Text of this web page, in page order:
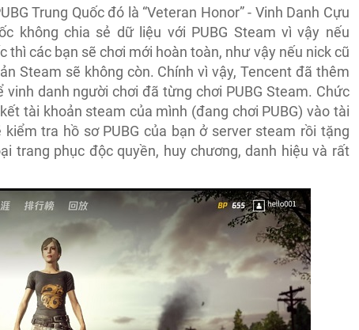
Trung Quốc đó là “Veteran Honor” - Vinh Danh Cựu
không chia sẻ dữ liệu với PUBG Steam vì vậy nếu
thì các bạn sẽ chơi mới hoàn toàn, như vậy nếu nick cũ
Steam sẽ không còn. Chính vì vậy, Tencent đã thêm
vinh danh người chơi đã từng chơi PUBG Steam. Chức
tài khoản steam của mình (đang chơi PUBG) vào tài
kiểm tra hồ sơ PUBG của bạn ở server steam rồi tặng
trang phục độc quyền, huy chương, danh hiệu và rất